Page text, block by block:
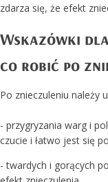
zdarza się, że efekt
Wskazówki
co robić po
Po znieczuleniu należy
- przygryzania warg i
czucie i łatwo jest się
- twardych i gorących